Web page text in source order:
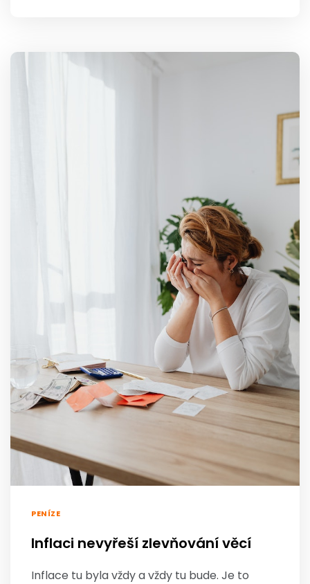
PENÍZE
Inflaci nevyřeší zlevňování věcí
Inflace tu byla vždy a vždy tu bude. Je to